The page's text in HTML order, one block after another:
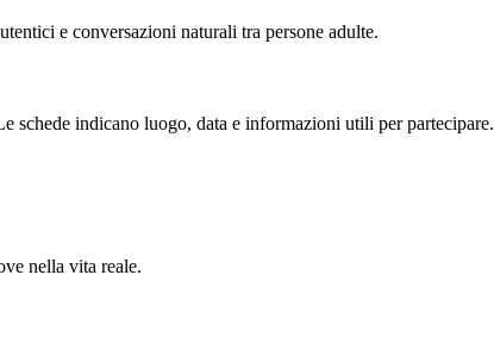
e conversazioni naturali tra persone adulte.
schede indicano luogo, data e informazioni utili per partecipare.
nella vita reale.